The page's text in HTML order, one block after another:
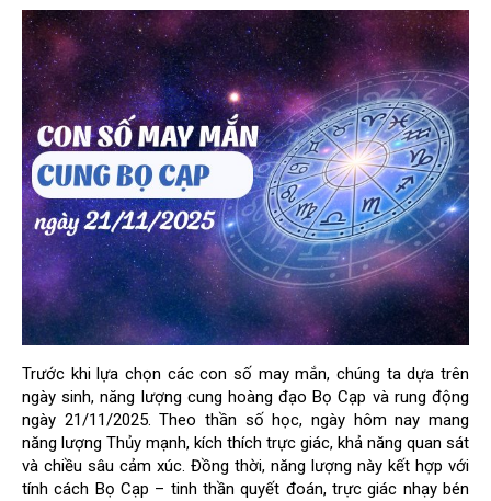
Trước khi lựa chọn các con số may mắn, chúng ta dựa trên
ngày sinh, năng lượng cung hoàng đạo Bọ Cạp và rung động
ngày 21/11/2025. Theo thần số học, ngày hôm nay mang
năng lượng Thủy mạnh, kích thích trực giác, khả năng quan sát
và chiều sâu cảm xúc. Đồng thời, năng lượng này kết hợp với
tính cách Bọ Cạp – tinh thần quyết đoán, trực giác nhạy bén